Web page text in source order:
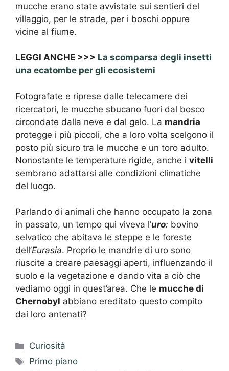
mucche erano state avvistate sui sentieri del
villaggio, per le strade, per i boschi oppure
vicine al fiume.
LEGGI ANCHE >>> La scomparsa degli insetti
una ecatombe per gli ecosistemi
Fotografate e riprese dalle telecamere dei
ricercatori, le mucche sbucano fuori dal bosco
circondate dalla neve e dal gelo. La mandria
protegge i più piccoli, che a loro volta scelgono il
posto più sicuro tra le mucche e un toro adulto.
Nonostante le temperature rigide, anche i vitelli
sembrano adattarsi alle condizioni climatiche
del luogo.
Parlando di animali che hanno occupato la zona
in passato, un tempo qui viveva l’uro: bovino
selvatico che abitava le steppe e le foreste
dell’Eurasia. Proprio le mandrie di uro sono
riuscite a creare paesaggi aperti, influenzando il
suolo e la vegetazione e dando vita a ciò che
vediamo oggi in quest’area. Che le mucche di
Chernobyl abbiano ereditato questo compito
dai loro antenati?
Categorie
Curiosità
Tag
Primo piano